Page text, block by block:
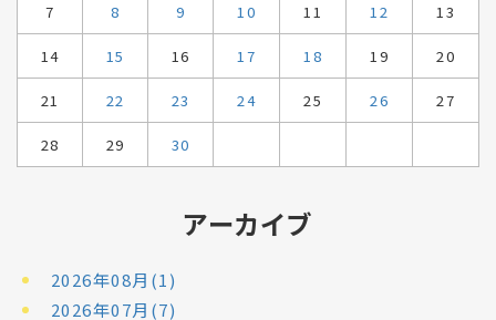
7 8 9 10 11 12 13
14 15 16 17 18 19 20
21 22 23 24 25 26 27
28 29 30
アーカイブ
2026年08月(1)
2026年07月(7)